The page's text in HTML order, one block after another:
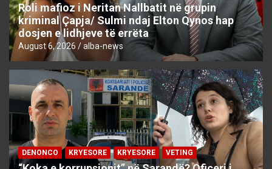
Roli mafioz i Neritan Nallbatit në grupin
kriminal Çapja/ Sulmi ndaj Elton Qynos hap
dosjen e lidhjeve të errëta
August 6, 2026 alba-news
DENONCO KRYESORE KRYESORE VETING